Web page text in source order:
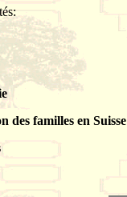
des familles en Suisse